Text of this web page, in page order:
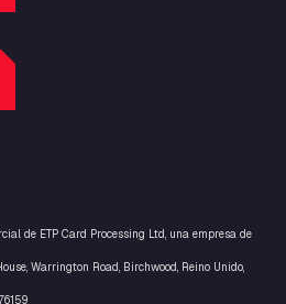
de ETP Card Processing Ltd, una empresa de
Warrington Road, Birchwood, Reino Unido,